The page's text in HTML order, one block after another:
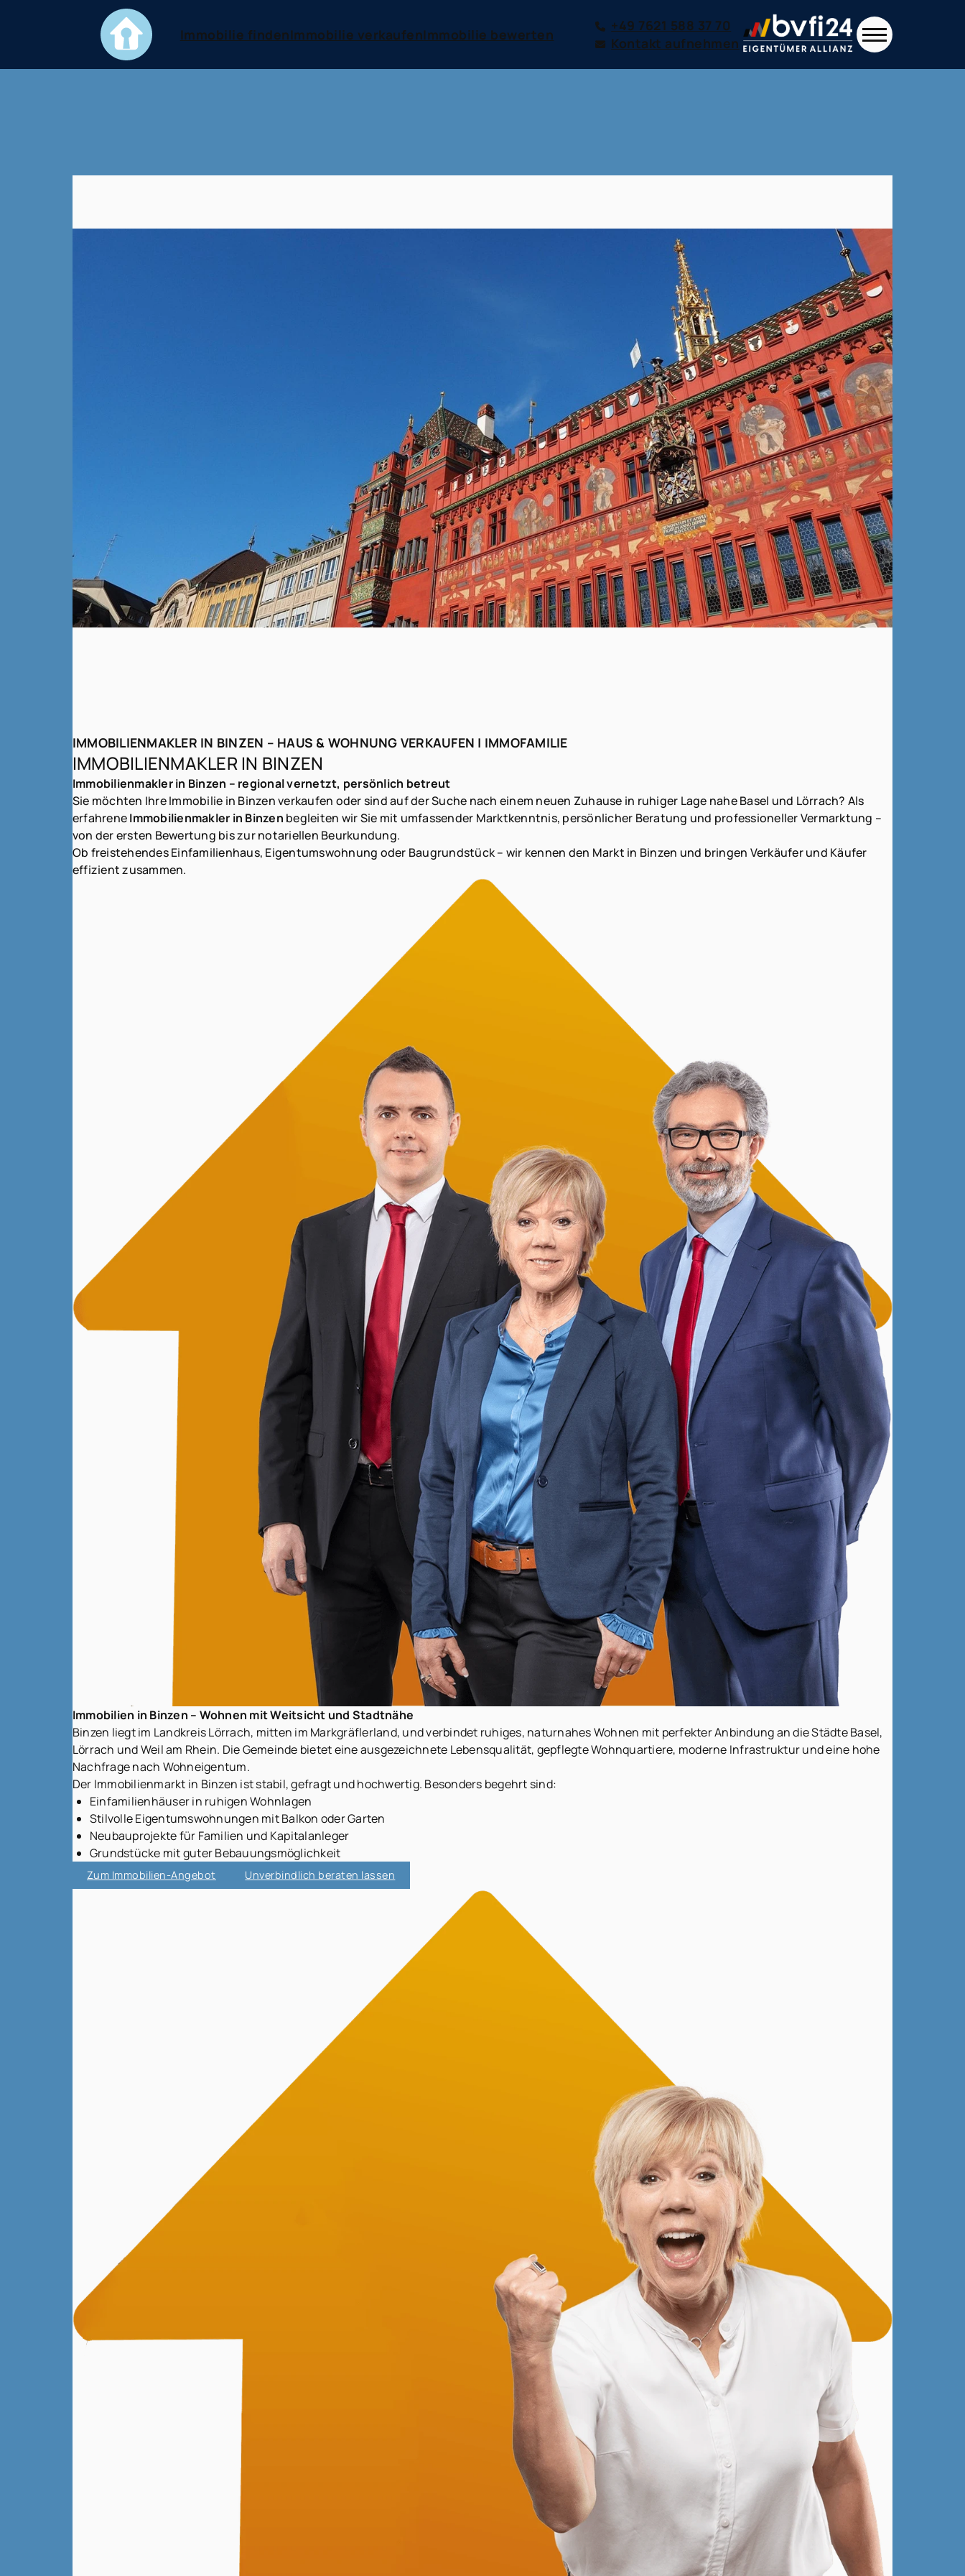
Immobilie findenImmobilie verkaufenImmobilie bewerten
+49 7621 588 37 70
Kontakt aufnehmen
IMMOBILIENMAKLER IN BINZEN – HAUS & WOHNUNG VERKAUFEN | IMMOFAMILIE
IMMOBILIENMAKLER IN BINZEN
Immobilienmakler in Binzen – regional vernetzt, persönlich betreut
Sie möchten Ihre Immobilie in Binzen verkaufen oder sind auf der Suche nach einem neuen Zuhause in ruhiger Lage nahe Basel und Lörrach? Als
erfahreneImmobilienmakler in Binzen begleiten wir Sie mit umfassender Marktkenntnis, persönlicher Beratung und professioneller Vermarktung –
von der ersten Bewertung bis zur notariellen Beurkundung.
Ob freistehendes Einfamilienhaus, Eigentumswohnung oder Baugrundstück – wir kennen den Markt in Binzen und bringen Verkäufer und Käufer
effizient zusammen.
Immobilien in Binzen – Wohnen mit Weitsicht und Stadtnähe
Binzen liegt im Landkreis Lörrach, mitten im Markgräflerland, und verbindet ruhiges, naturnahes Wohnen mit perfekter Anbindung an die Städte Basel,
Lörrach und Weil am Rhein. Die Gemeinde bietet eine ausgezeichnete Lebensqualität, gepflegte Wohnquartiere, moderne Infrastruktur und eine hohe
Nachfrage nach Wohneigentum.
Der Immobilienmarkt in Binzen ist stabil, gefragt und hochwertig. Besonders begehrt sind:
Einfamilienhäuser in ruhigen Wohnlagen
Stilvolle Eigentumswohnungen mit Balkon oder Garten
Neubauprojekte für Familien und Kapitalanleger
Grundstücke mit guter Bebauungsmöglichkeit
Zum Immobilien-Angebot Unverbindlich beraten lassen